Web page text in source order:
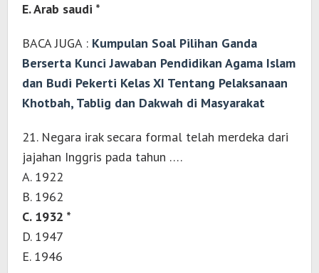
E. Arab saudi *
BACA JUGA : Kumpulan Soal Pilihan Ganda
Berserta Kunci Jawaban Pendidikan Agama Islam
dan Budi Pekerti Kelas XI Tentang Pelaksanaan
Khotbah, Tablig dan Dakwah di Masyarakat
21. Negara irak secara formal telah merdeka dari
jajahan Inggris pada tahun ….
A. 1922
B. 1962
C. 1932 *
D. 1947
E. 1946